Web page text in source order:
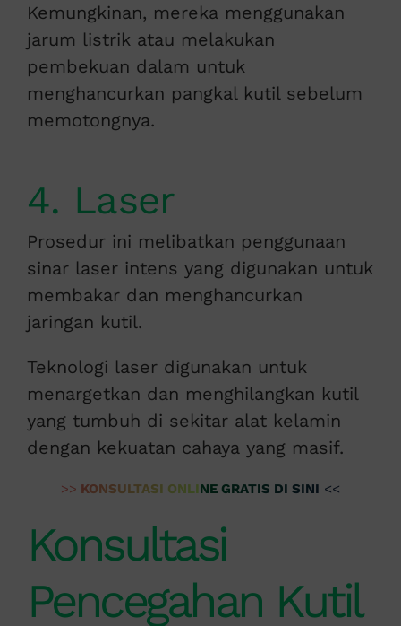
Kemungkinan, mereka menggunakan
jarum listrik atau melakukan
pembekuan dalam untuk
menghancurkan pangkal kutil sebelum
memotongnya.
4. Laser
Prosedur ini melibatkan penggunaan
sinar laser intens yang digunakan untuk
membakar dan menghancurkan
jaringan kutil.
Teknologi laser digunakan untuk
menargetkan dan menghilangkan kutil
yang tumbuh di sekitar alat kelamin
dengan kekuatan cahaya yang masif.
>> KONSULTASI ONLINE GRATIS DI SINI <<
Konsultasi
Pencegahan Kutil